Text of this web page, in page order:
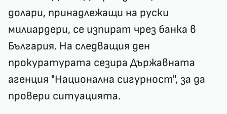
долари, принадлежащи на руски
милиардери, се изпират чрез банка в
България. На следващия ден
прокуратурата сезира Държавната
агенция "Национална сигурност", за да
провери ситуацията.